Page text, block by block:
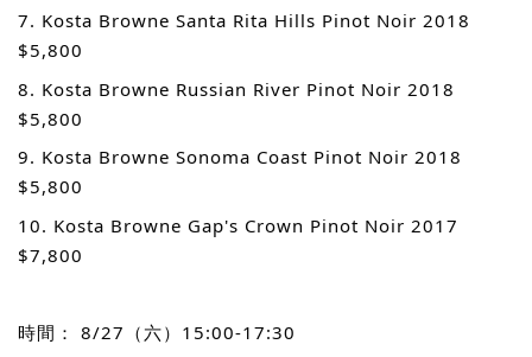
7. Kosta Browne Santa Rita Hills Pinot Noir 2018
$5,800
8. Kosta Browne Russian River Pinot Noir 2018
$5,800
9. Kosta Browne Sonoma Coast Pinot Noir 2018
$5,800
10. Kosta Browne Gap's Crown Pinot Noir 2017
$7,800
時間： 8/27（六）15:00-17:30